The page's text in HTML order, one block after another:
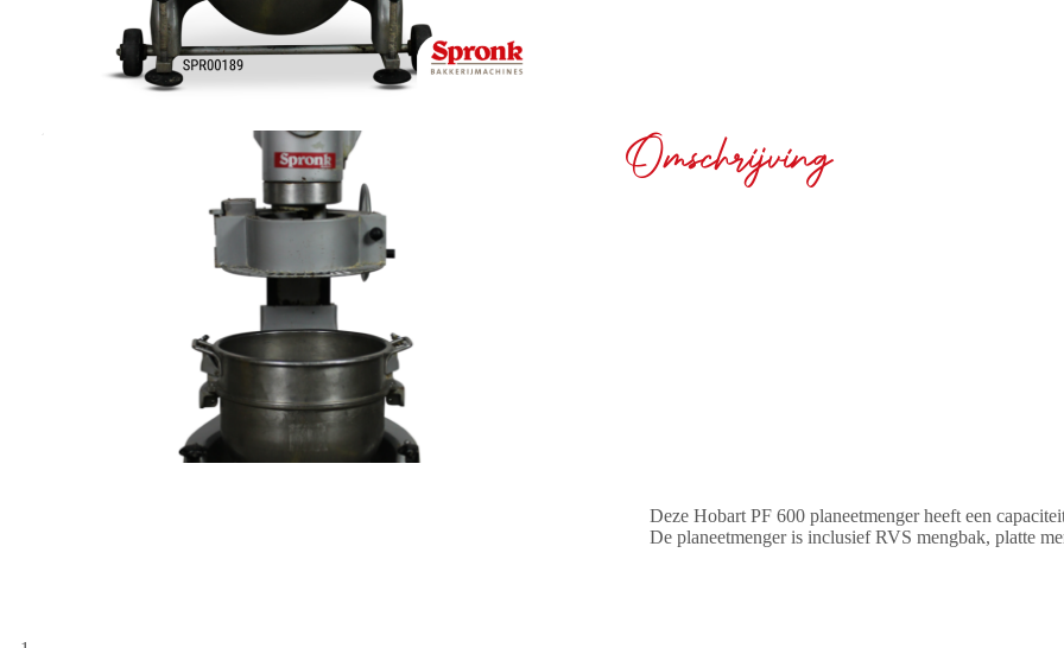
Omschrijving
Deze Hobart PF 600 planeetmenger heeft een
De planeetmenger is inclusief RVS mengbak, platte